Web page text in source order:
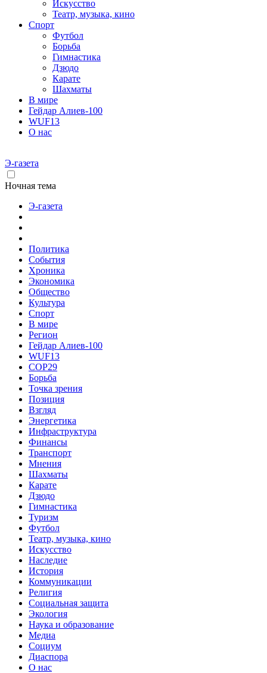
Искусство
Театр, музыка, кино
Спорт
Футбол
Борьба
Гимнастика
Дзюдо
Карате
Шахматы
В мире
Гейдар Алиев-100
WUF13
О нас
Э-газета
Ночная тема
Э-газета
Политика
События
Хроника
Экономика
Общество
Культура
Спорт
В мире
Регион
Гейдар Алиев-100
WUF13
COP29
Борьба
Точка зрения
Позиция
Взгляд
Энергетика
Инфраструктура
Финансы
Транспорт
Мнения
Шахматы
Карате
Дзюдо
Гимнастика
Туризм
Футбол
Театр, музыка, кино
Искусство
Наследие
История
Коммуникации
Религия
Социальная защита
Экология
Наука и образование
Медиа
Социум
Диаспора
О нас